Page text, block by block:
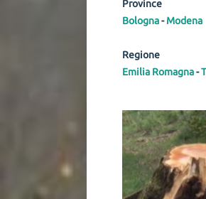
Province
Bologna-Modena
Regione
Emilia Romagna-